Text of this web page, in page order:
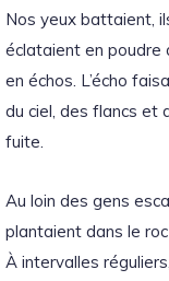
Nos yeux battaient,
éclataient en poudre
en échos. L’écho
du ciel, des flancs et
fuite.
Au loin des gens
plantaient dans le
À intervalles